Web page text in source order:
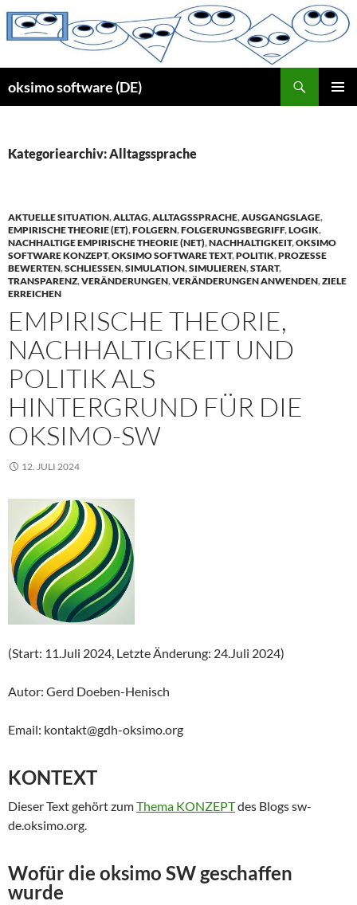
Zum
Inhalt
oksimo software (DE)
Kategoriearchiv: Alltagssprache
AKTUELLE SITUATION,ALLTAG,ALLTAGSSPRACHE,AUSGANGSLAGE,
EMPIRISCHE THEORIE (ET),FOLGERN,FOLGERUNGSBEGRIFF,LOGIK,
NACHHALTIGE EMPIRISCHE THEORIE (NET),NACHHALTIGKEIT,OKSIMO
SOFTWARE KONZEPT,OKSIMO SOFTWARE TEXT,POLITIK,PROZESSE
BEWERTEN,SCHLIESSEN ,SIMULATION,SIMULIEREN,START,
TRANSPARENZ,VERÄNDERUNGEN,VERÄNDERUNGEN ANWENDEN,ZIELE
ERREICHEN
EMPIRISCHE THEORIE,
NACHHALTIGKEIT UND
POLITIK ALS
HINTERGRUND FÜR DIE
OKSIMO-SW
12. JULI 2024
(Start: 11.Juli 2024, Letzte Änderung: 24.Juli 2024)
Autor: Gerd Doeben-Henisch
Email: kontakt@gdh-oksimo.org
KONTEXT
Dieser Text gehört zumThema KONZEPTdes Blogs sw-
de.oksimo.org.
Wofür die oksimo SW geschaffen
wurde